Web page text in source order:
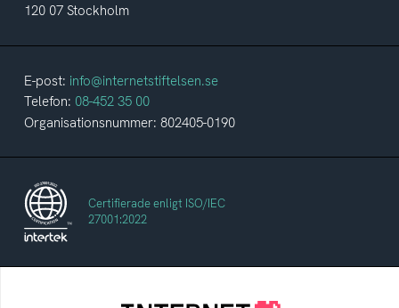
120 07 Stockholm
E-post: info@internetstiftelsen.se
Telefon: 08-452 35 00
Organisationsnummer: 802405-0190
Certifierade enligt ISO/IEC
27001:2022